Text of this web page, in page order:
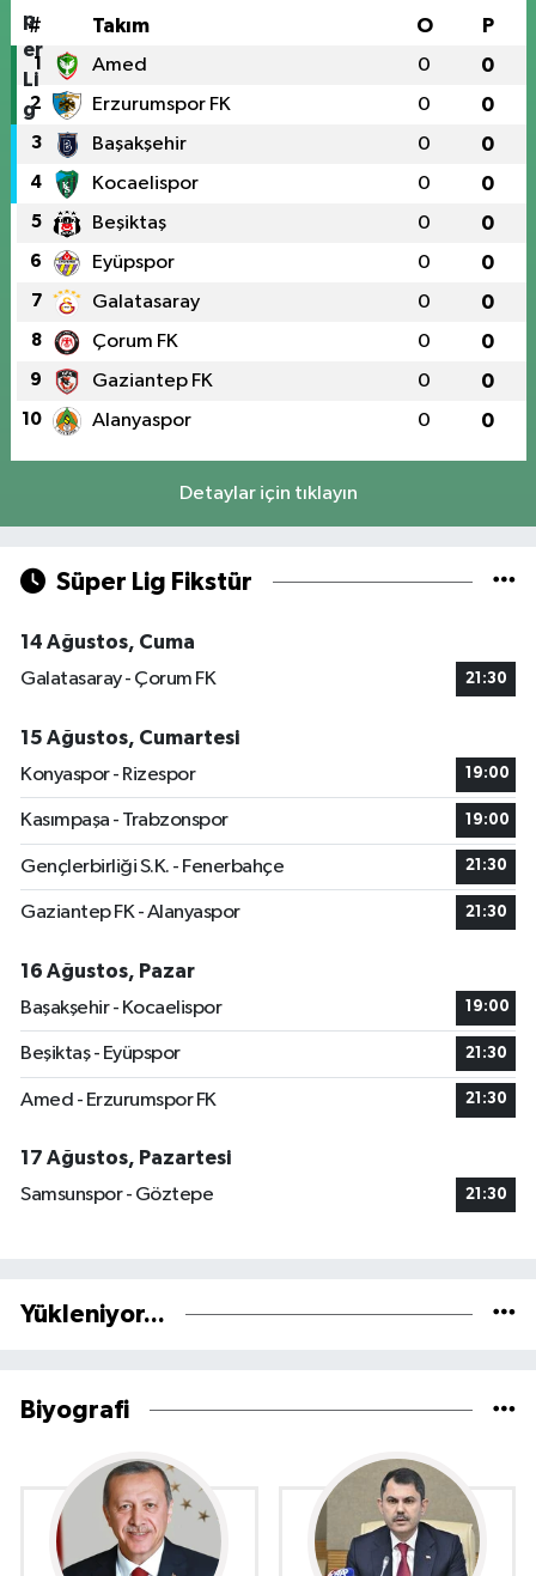
# Takım O P
1 Amed 0 0
2 Erzurumspor FK 0 0
3 Başakşehir 0 0
4 Kocaelispor 0 0
5 Beşiktaş 0 0
6 Eyüpspor 0 0
7 Galatasaray 0 0
8 Çorum FK 0 0
9 Gaziantep FK 0 0
10 Alanyaspor 0 0
Detaylar için tıklayın
Süper Lig Fikstür
14 Ağustos, Cuma
Galatasaray - Çorum FK
21:30
15 Ağustos, Cumartesi
Konyaspor - Rizespor
19:00
Kasımpaşa - Trabzonspor 19:00
Gençlerbirliği S.K. - Fenerbahçe 21:30
Gaziantep FK - Alanyaspor 21:30
16 Ağustos, Pazar
Başakşehir - Kocaelispor
19:00
Beşiktaş - Eyüpspor 21:30
Amed - Erzurumspor FK 21:30
17 Ağustos, Pazartesi
Samsunspor - Göztepe
21:30
Yükleniyor...
Biyografi